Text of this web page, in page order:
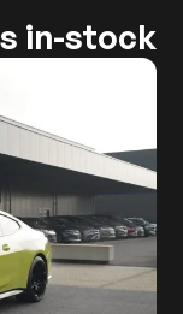
in-stock